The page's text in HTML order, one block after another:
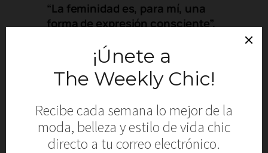
“La feminidad es, para mí, una
forma de expresión consciente”,
crear algo atemporal, con
identidad propia, que se
mantenga relevante más allá de
La narrativa evoluciona finalmente hacia
Cecilia Fernandez Cappalli, cofundadora y